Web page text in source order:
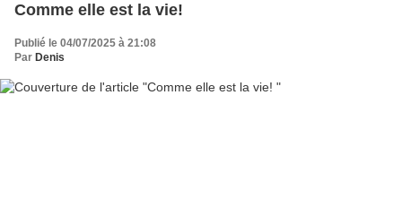
Comme elle est la vie!
Publié le 04/07/2025 à 21:08
Par Denis